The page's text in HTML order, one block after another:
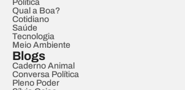
Política
Qual a Boa?
Cotidiano
Saúde
Tecnologia
Meio Ambiente
Blogs
Caderno Animal
Conversa Política
Pleno Poder